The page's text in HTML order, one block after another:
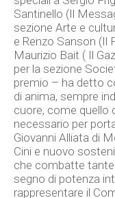
Santinello (Il
sezione Arte e
e Renzo Sanson (Il
Maurizio Bait ( Il
per la sezione
premio – ha detto
di anima, sempre
cuore, come quello
necessario per
Giovanni Alliata di
Cini e nuovo
che combatte
segno di potenza
rappresentare il